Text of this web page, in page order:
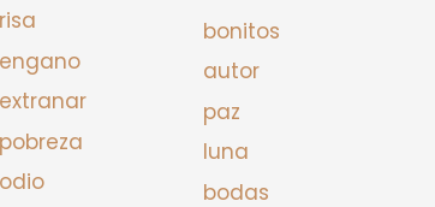
risa
engano
extranar
pobreza
odio
bonitos
autor
paz
luna
bodas